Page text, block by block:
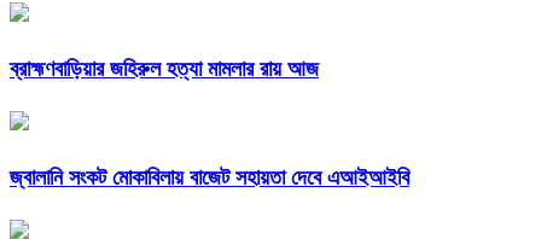
ব্রাহ্মণবাড়িয়ার জহিরুল হত্যা মামলার রায় আজ
জ্বালানি সংকট মোকাবিলায় বাজেট সহায়তা দেবে এআইআইবি